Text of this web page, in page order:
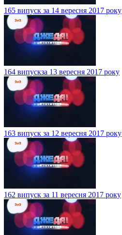
165 випуск за 14 вересня 2017 року
164 випускза 13 вересня 2017 року
163 випуск за 12 вересня 2017 року
162 випуск за 11 вересня 2017 року